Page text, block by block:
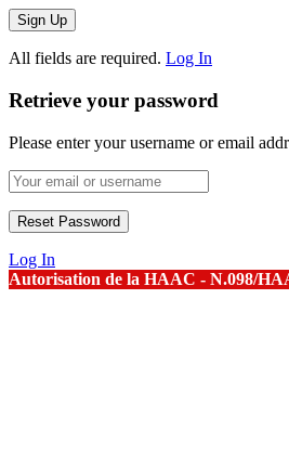
All fields are required. Log In
Retrieve your password
Please enter your username or email
Log In
Autorisation de la HAAC - N.098/